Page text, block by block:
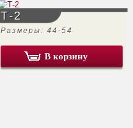
Т-2
Размеры: 44-54
В корзину